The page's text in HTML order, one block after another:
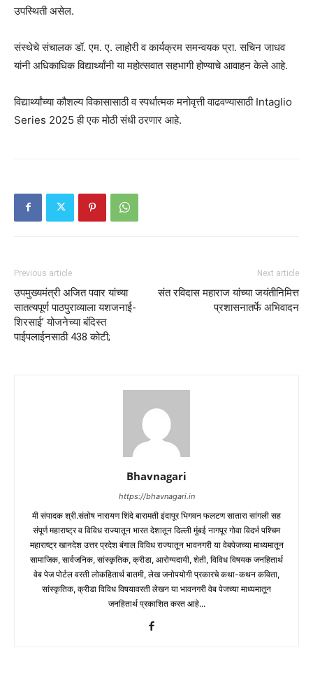
उपस्थिती असेल.
संस्थेचे संचालक डॉ. एम. ए. लाहोरी व कार्यक्रम समन्वयक प्रा. सचिन जाधव
यांनी अधिकाधिक विद्यार्थ्यांनी या महोत्सवात सहभागी होण्याचे आवाहन केले आहे.
विद्यार्थ्यांच्या कौशल्य विकासासाठी व स्पर्धात्मक मनोवृत्ती वाढवण्यासाठी Intaglio
Series 2025 ही एक मोठी संधी ठरणार आहे.
Previous article
उपमुख्यमंत्री अजित पवार यांच्या
सातत्यपूर्ण पाठपुराव्याला यशजनाई-
शिरसाई’ योजनेच्या बंदिस्त
पाईपलाईनसाठी 438 कोटी;
Next article
संत रविदास महाराज यांच्या जयंतीनिमित्त
प्रशासनातर्फे अभिवादन
Bhavnagari
https://bhavnagari.in
मी संपादक श्री.संतोष नारायण शिंदे बारामती इंदापूर भिगवन फलटण सातारा सांगली सह
संपूर्ण महाराष्ट्र व विविध राज्यातून भारत देशातून दिल्ली मुंबई नागपूर गोवा विदर्भ पश्चिम
महाराष्ट्र खानदेश उत्तर प्रदेश बंगाल विविध राज्यातून भावनगरी या वेबपेजच्या माध्यमातून
सामाजिक, सार्वजनिक, सांस्कृतिक, क्रीडा, आरोग्यदायी, शेती, विविध विषयक जनहितार्थ
वेब पेज पोर्टल वरती लोकहितार्थ बातमी, लेख जनोपयोगी प्रकारचे कथा-कथन कविता,
सांस्कृतिक, क्रीडा विविध विषयावरती लेखन या भावनगरी वेब पेजच्या माध्यमातून
जनहितार्थ प्रकाशित करत आहे...